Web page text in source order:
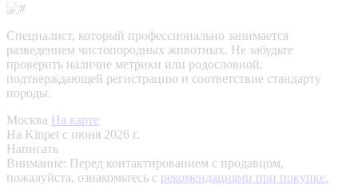
Специалист, который профессионально занимается
разведением чистопородных животных. Не забудьте
проверить наличие метрики или родословной,
подтверждающей регистрацию и соответствие стандарту
породы.
Москва На карте
На Kinpet c июня 2026 г.
Написать
Внимание: Перед контактированием с продавцом,
пожалуйста, ознакомьтесь с рекомендациями при покупке.